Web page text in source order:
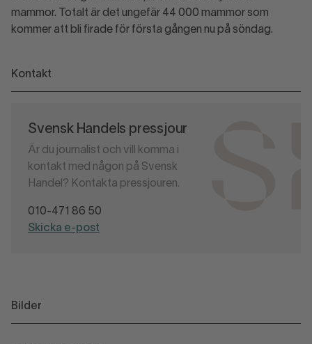
mammor. Totalt är det ungefär 44 000 mammor som
kommer att bli firade för första gången nu på söndag.
Kontakt
Svensk Handels pressjour
Är du journalist och vill komma i
kontakt med någon på Svensk
Handel? Kontakta pressjouren.
010-471 86 50
Skicka e-post
Bilder